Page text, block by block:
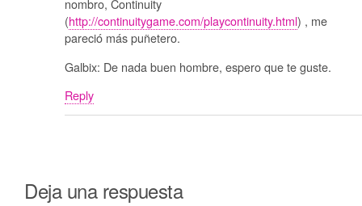
nombro, Continuity
(http://continuitygame.com/playcontinuity.html) , me
pareció más puñetero.
Galbix: De nada buen hombre, espero que te guste.
Reply
Deja una respuesta